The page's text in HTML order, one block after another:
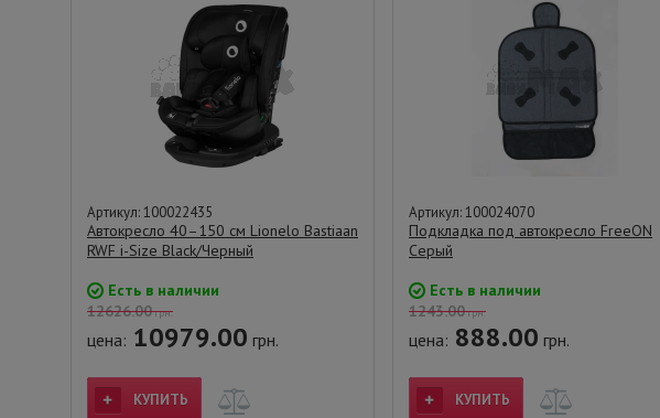
Артикул: 100022435
Автокресло 40–150 см Lionelo Bastiaan
RWF i-Size Black/Черный
Есть в наличии
12626.00грн.
цена: 10979.00 грн.
КУПИТЬ
Артикул: 100024070
Подкладка под автокресло FreeON
Серый
Есть в наличии
1243.00грн.
цена: 888.00 грн.
КУПИТЬ